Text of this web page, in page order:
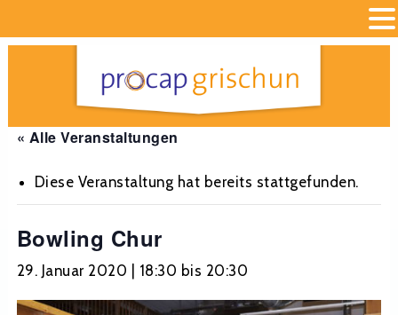
« Alle Veranstaltungen
Diese Veranstaltung hat bereits stattgefunden.
Bowling Chur
29. Januar 2020 | 18:30 bis 20:30